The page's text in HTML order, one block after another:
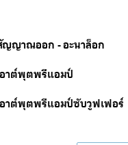
ญญาณออก - อะนาล็อก
อาต์พุตพรีแอมป์
อาต์พุตพรีแอมป์ซับวูฟเฟอร์